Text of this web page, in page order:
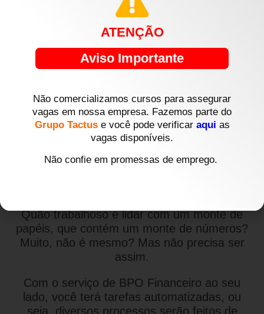
Diga adeus aos trabalhos manuais!
Quão trabalhoso é lidar com um monte de
papéis, que contém um monte de números?
Muito, não é mesmo? Mas não precisa ser
assim.
Com o serviço de BPO Financeiro ao seu
lado, você terá tarefas automatizadas, ou
seja, diversos processos serão feitos de
ATENÇÃO
Aviso Importante
Não comercializamos cursos para assegurar
vagas em nossa empresa. Fazemos parte do
Grupo Tactus e você pode verificar aqui as
vagas disponíveis.
Não confie em promessas de emprego.